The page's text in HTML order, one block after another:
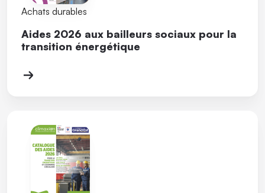
Achats durables
Aides 2026 aux bailleurs sociaux pour la
transition énergétique